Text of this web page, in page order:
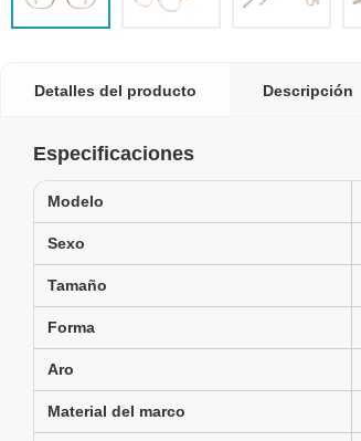
Detalles del producto Descripción
Especificaciones
Modelo
Sexo
Tamaño
Forma
Aro
Material del marco